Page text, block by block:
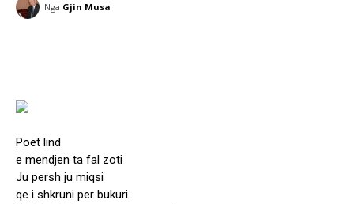
Nga Gjin Musa
Poet lind
e mendjen ta fal zoti
Ju persh ju miqsi
qe i shkruni per bukuri